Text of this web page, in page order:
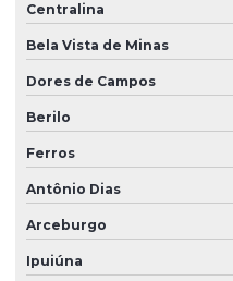
Centralina
Bela Vista de Minas
Dores de Campos
Berilo
Ferros
Antônio Dias
Arceburgo
Ipuiúna